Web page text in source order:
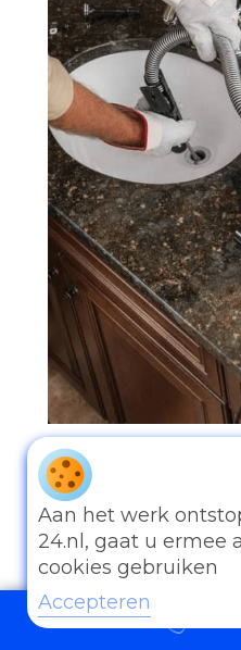
Andere diensten
Aan het werk
24.nl, gaat u ermee
cookies gebruiken
Accepteren